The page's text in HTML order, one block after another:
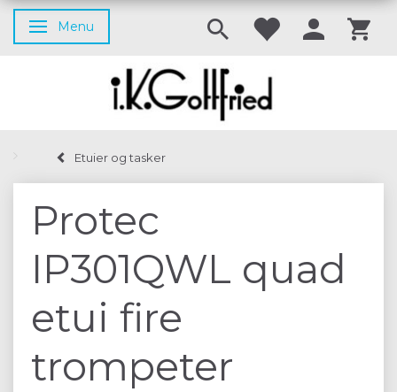
Skifte navigation
Menu
Etuier og tasker
Protec
IP301QWL quad
etui fire
trompeter